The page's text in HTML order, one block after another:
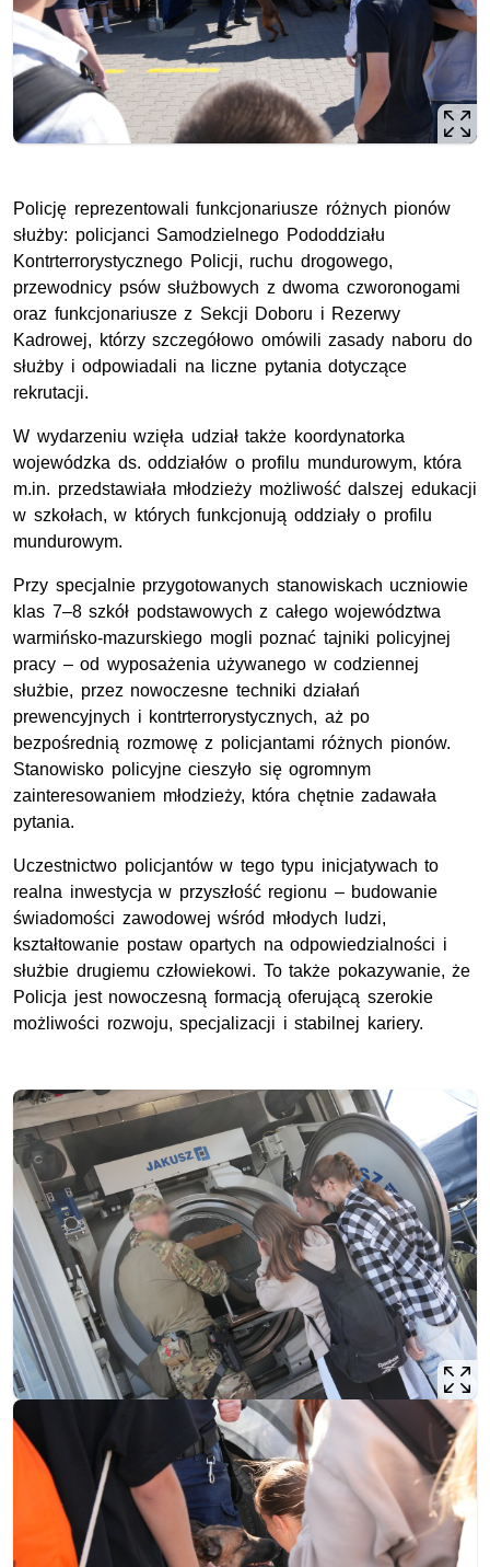
Policję reprezentowali funkcjonariusze różnych pionów
służby: policjanci Samodzielnego Pododdziału
Kontrterrorystycznego Policji, ruchu drogowego,
przewodnicy psów służbowych z dwoma czworonogami
oraz funkcjonariusze z Sekcji Doboru i Rezerwy
Kadrowej, którzy szczegółowo omówili zasady naboru do
służby i odpowiadali na liczne pytania dotyczące
rekrutacji.
W wydarzeniu wzięła udział także koordynatorka
wojewódzka ds. oddziałów o profilu mundurowym, która
m.in. przedstawiała młodzieży możliwość dalszej edukacji
w szkołach, w których funkcjonują oddziały o profilu
mundurowym.
Przy specjalnie przygotowanych stanowiskach uczniowie
klas 7–8 szkół podstawowych z całego województwa
warmińsko-mazurskiego mogli poznać tajniki policyjnej
pracy – od wyposażenia używanego w codziennej
służbie, przez nowoczesne techniki działań
prewencyjnych i kontrterrorystycznych, aż po
bezpośrednią rozmowę z policjantami różnych pionów.
Stanowisko policyjne cieszyło się ogromnym
zainteresowaniem młodzieży, która chętnie zadawała
pytania.
Uczestnictwo policjantów w tego typu inicjatywach to
realna inwestycja w przyszłość regionu – budowanie
świadomości zawodowej wśród młodych ludzi,
kształtowanie postaw opartych na odpowiedzialności i
służbie drugiemu człowiekowi. To także pokazywanie, że
Policja jest nowoczesną formacją oferującą szerokie
możliwości rozwoju, specjalizacji i stabilnej kariery.